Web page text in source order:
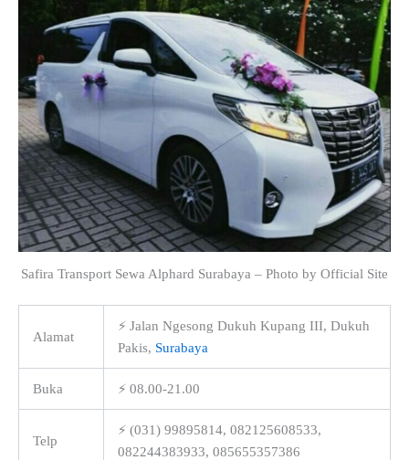
Safira Transport Sewa Alphard Surabaya – Photo by Official Site
Alamat
⚡ Jalan Ngesong Dukuh Kupang III, Dukuh
Pakis, Surabaya
Buka ⚡ 08.00-21.00
Telp
⚡ (031) 99895814, 082125608533,
082244383933, 085655357386